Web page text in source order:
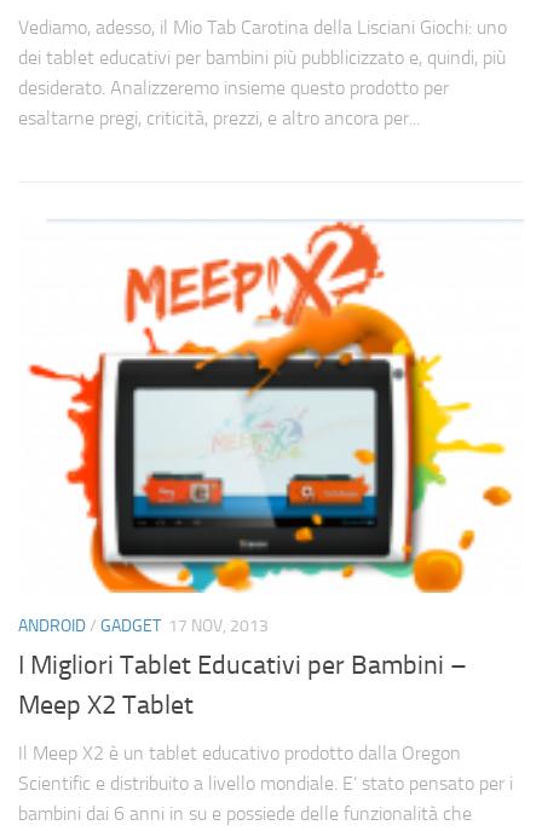
Vediamo, adesso, il Mio Tab Carotina della Lisciani Giochi: uno
dei tablet educativi per bambini più pubblicizzato e, quindi, più
desiderato. Analizzeremo insieme questo prodotto per
esaltarne pregi, criticità, prezzi, e altro ancora per...
ANDROID/ GADGET 17 NOV, 2013
I Migliori Tablet Educativi per Bambini –
Meep X2 Tablet
Il Meep X2 è un tablet educativo prodotto dalla Oregon
Scientific e distribuito a livello mondiale. E’ stato pensato per i
bambini dai 6 anni in su e possiede delle funzionalità che